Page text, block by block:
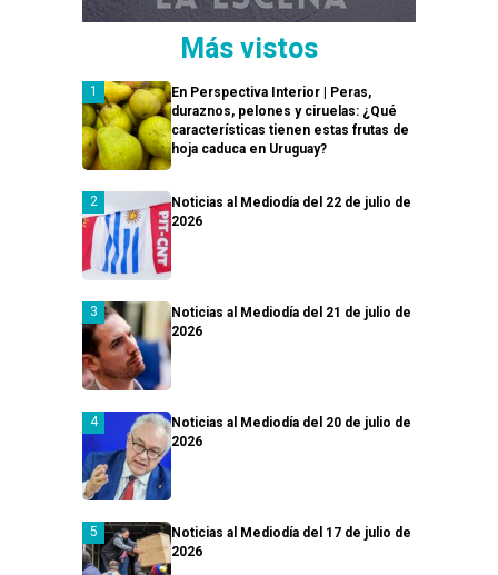
Más vistos
En Perspectiva Interior | Peras,
duraznos, pelones y ciruelas: ¿Qué
características tienen estas frutas de
hoja caduca en Uruguay?
Noticias al Mediodía del 22 de julio de
2026
Noticias al Mediodía del 21 de julio de
2026
Noticias al Mediodía del 20 de julio de
2026
Noticias al Mediodía del 17 de julio de
2026